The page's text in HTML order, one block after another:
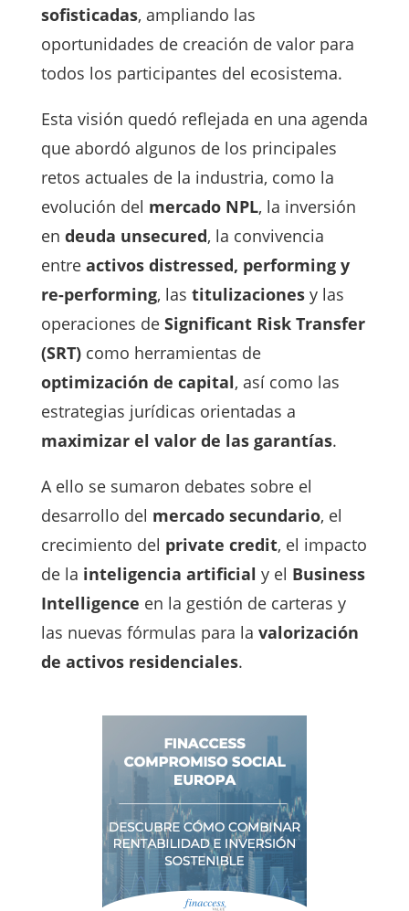
sofisticadas, ampliando las
oportunidades de creación de valor para
todos los participantes del ecosistema.
Esta visión quedó reflejada en una agenda
que abordó algunos de los principales
retos actuales de la industria, como la
evolución del mercado NPL, la inversión
en deuda unsecured, la convivencia
entre activos distressed, performing y
re-performing, las titulizacionesy las
operaciones de Significant Risk Transfer
(SRT)como herramientas de
optimización de capital, así como las
estrategias jurídicas orientadas a
maximizar el valor de las garantías.
A ello se sumaron debates sobre el
desarrollo del mercado secundario, el
crecimiento del private credit, el impacto
de la inteligencia artificial y el Business
Intelligence en la gestión de carteras y
las nuevas fórmulas para la valorización
de activos residenciales.